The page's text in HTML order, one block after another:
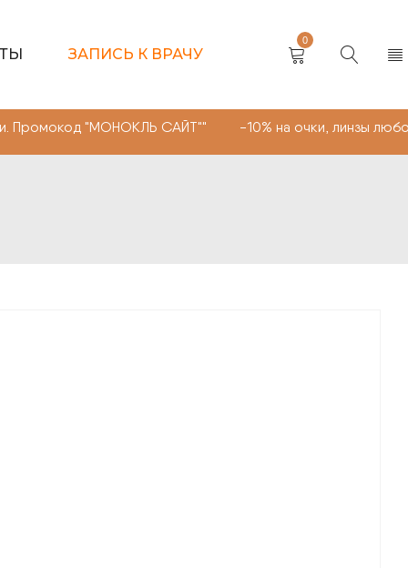
ЗАПИСЬ К ВРАЧУ
0
САЙТ"" -10% на очки, линзы любой